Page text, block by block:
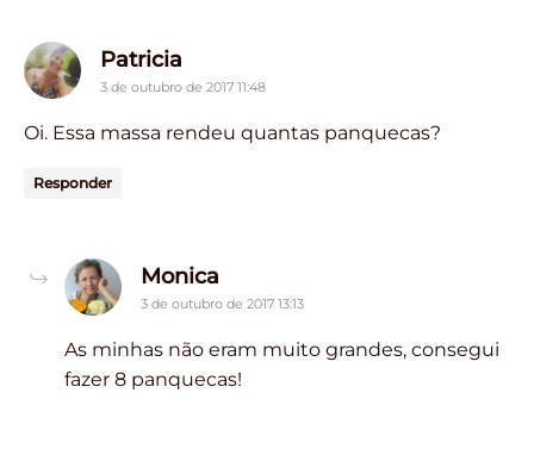
Patricia
3 de outubro de 2017 11:48
Oi. Essa massa rendeu quantas panquecas?
Responder
Monica
3 de outubro de 2017 13:13
As minhas não eram muito grandes, consegui
fazer 8 panquecas!